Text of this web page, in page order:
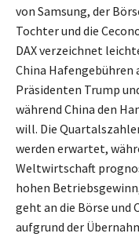
von Samsung, der
Tochter und die
DAX verzeichnet
China Hafengebühren
Präsidenten Trump
während China den
will. Die
werden erwartet,
Weltwirtschaft
hohen
geht an die Börse und
aufgrund der